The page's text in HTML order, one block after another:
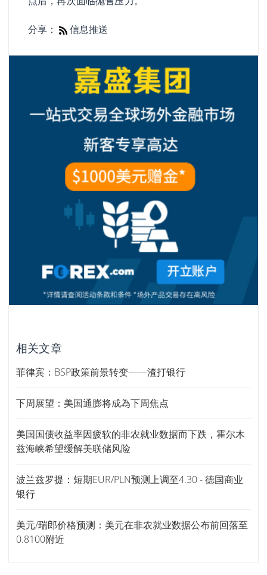
分享： 信息推送
相关文章
菲律宾：BSP政策前景转变——渣打银行
下周展望：美国通膨将成為下周焦点
美国国债收益率因疲软的非农就业数据而下跌，霍尔木
兹海峡希望缓解美联储风险
波兰兹罗提：短期EUR/PLN预测上调至4.30 - 德国商业
银行
美元/瑞郎价格预测：美元在非农就业数据公布前回落至
0.8100附近